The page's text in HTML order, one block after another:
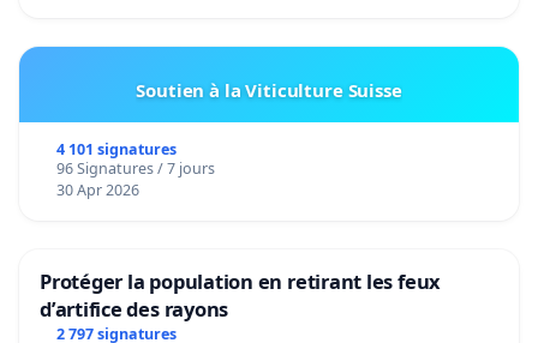
Soutien à la Viticulture Suisse
4 101 signatures
96 Signatures / 7 jours
30 Apr 2026
Protéger la population en retirant les feux
d’artifice des rayons
2 797 signatures